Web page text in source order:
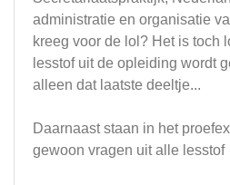
administratie en organisatie
kreeg voor de lol? Het is toch
lesstof uit de opleiding wordt
alleen dat laatste deeltje...
Daarnaast staan in het
gewoon vragen uit alle lesstof